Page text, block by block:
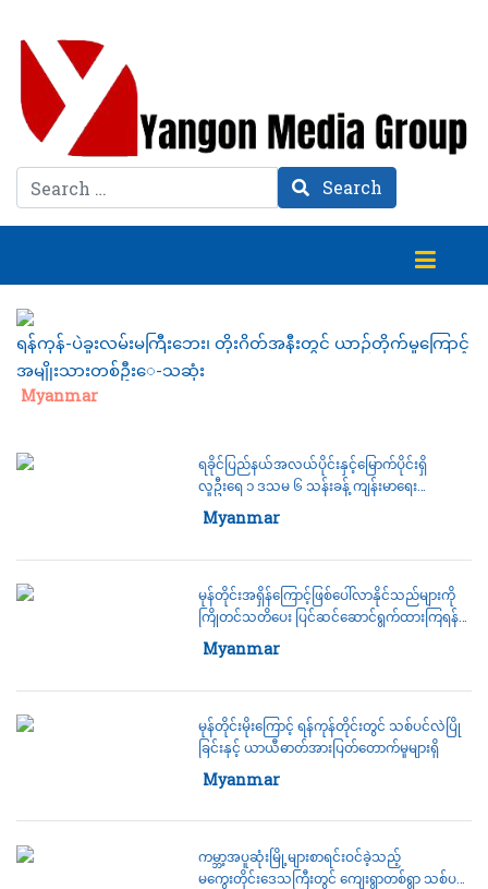
Search Search
ရန်ကုန်-ပဲခူးလမ်းမကြီးဘေး၊ တိုးဂိတ်အနီးတွင် ယာဉ်တိုက်မှု‌ကြောင့်
အမျိုးသားတစ်ဦး‌ေ-သဆုံး
Category:
Myanmar
ရခိုင်ပြည်နယ်အလယ်ပိုင်းနှင့်မြောက်ပိုင်းရှိ
လူဦးရေ ၁ ဒသမ ၆ သန်းခန့် ကျန်းမာရေး
စောင့်ရှောက်ခွင့်မရကြောင်း UNOCHA ဖော်ပြ
Category:
Myanmar
မုန်တိုင်းအရှိန်ကြောင့်ဖြစ်ပေါ်လာနိုင်သည်များကို
ကြိုတင်သတိပေး ပြင်ဆင်ဆောင်ရွက်ထားကြရန်
ဒုတိယဗိုလ်ချုပ်မှူးကြီး စိုးဝင်း ပြော
Category:
Myanmar
မုန်တိုင်းမိုးကြောင့် ရန်ကုန်တိုင်းတွင် သစ်ပင်လဲပြို
ခြင်းနှင့် ယာယီဓာတ်အားပြတ်‌တောက်မှုများရှိ
Category:
Myanmar
ကမ္ဘာ့အပူဆုံးမြို့များစာရင်းဝင်ခဲ့သည့်
မကွေးတိုင်းဒေသကြီးတွင် ကျေးရွာတစ်ရွာ သစ်ပင်